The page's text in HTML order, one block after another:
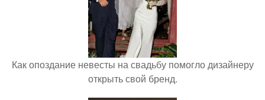
Как опоздание невесты на свадьбу помогло дизайнеру
открыть свой бренд.